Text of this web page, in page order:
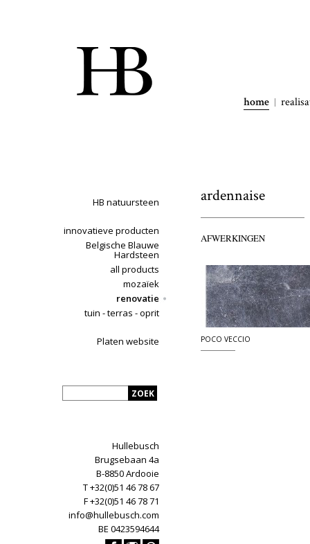
home
HB natuursteen
innovatieve producten
Belgische Blauwe
Hardsteen
all products
mozaïek
renovatie
tuin - terras - oprit
Platen website
Hullebusch
Brugsebaan 4a
B-8850 Ardooie
T +32(0)51 46 78 67
F +32(0)51 46 78 71
info@hullebusch.com
BE 0423594644
ardennaise
AFWERKINGEN
POCO VECCIO